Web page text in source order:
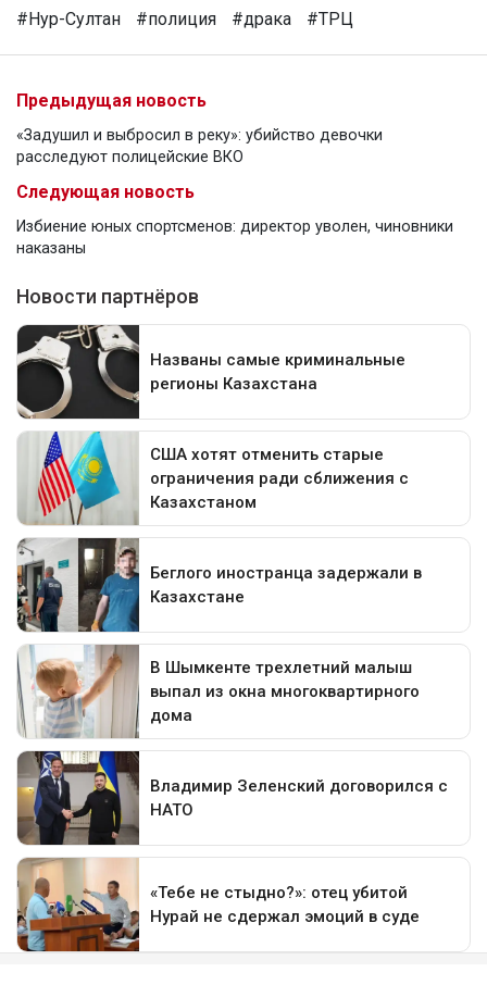
#Нур-Султан #полиция #драка #ТРЦ
Предыдущая новость
«Задушил и выбросил в реку»: убийство девочки
расследуют полицейские ВКО
Следующая новость
Избиение юных спортсменов: директор уволен, чиновники
наказаны